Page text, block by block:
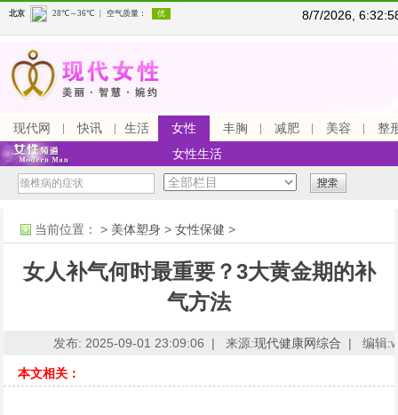
8/7/2026,
现代网 快讯 生活 女性 丰胸 减肥 美容
整
女性生活
当前位置： > 美体塑身 >女性保健 >
女人补气何时最重要？3大黄金期的补
气方法
发布: 2025-09-01 23:09:06 | 来源:现代健康网综合 | 编辑
本文相关：